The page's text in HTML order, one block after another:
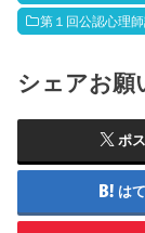
第１回公認心理
シェアお願
ポ
は